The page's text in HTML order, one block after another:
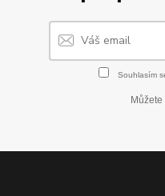
Souhlasím